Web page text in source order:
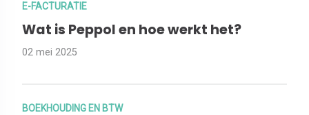
E-FACTURATIE
Wat is Peppol en hoe werkt het?
02 mei 2025
BOEKHOUDING EN BTW